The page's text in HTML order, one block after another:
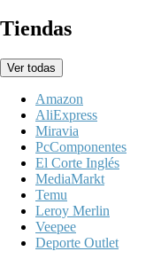
Tiendas
Ver todas
Amazon
AliExpress
Miravia
PcComponentes
El Corte Inglés
MediaMarkt
Temu
Leroy Merlin
Veepee
Deporte Outlet